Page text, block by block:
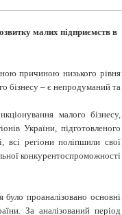
малих підприємств в
причиною низького рівня
бізнесу – є непродуманий та
малого бізнесу,
України, підготовленого
регіони поліпшили свої
конкурентоспроможності
було проаналізовано основні
За аналізований період